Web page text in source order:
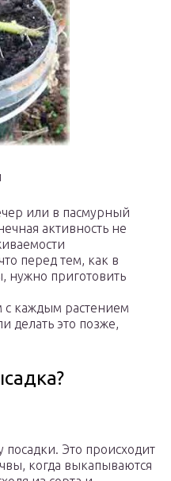
или в пасмурный
активность не
перед тем, как в
нужно приготовить
с каждым растением
делать это позже,
Это происходит
когда выкапываются